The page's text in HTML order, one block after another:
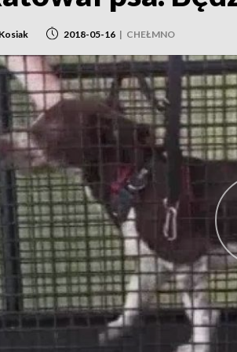
2018-05-16 | CHEŁMNO